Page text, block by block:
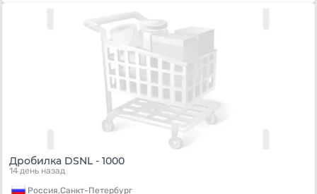
Дробилка DSNL - 1000
14 день назад
Россия,Санкт-Петербург